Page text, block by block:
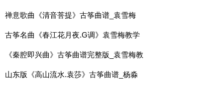
禅意歌曲《清音菩提》古筝曲谱_袁雪梅
古筝名曲《春江花月夜.G调》袁雪梅教学
《秦腔即兴曲》古筝曲谱完整版_袁雪梅教
山东版《高山流水.袁莎》古筝曲谱_杨淼